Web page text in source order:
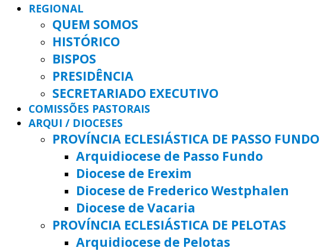
REGIONAL
QUEM SOMOS
HISTÓRICO
BISPOS
PRESIDÊNCIA
SECRETARIADO EXECUTIVO
COMISSÕES PASTORAIS
ARQUI / DIOCESES
PROVÍNCIA ECLESIÁSTICA DE PASSO FUNDO
Arquidiocese de Passo Fundo
Diocese de Erexim
Diocese de Frederico Westphalen
Diocese de Vacaria
PROVÍNCIA ECLESIÁSTICA DE PELOTAS
Arquidiocese de Pelotas